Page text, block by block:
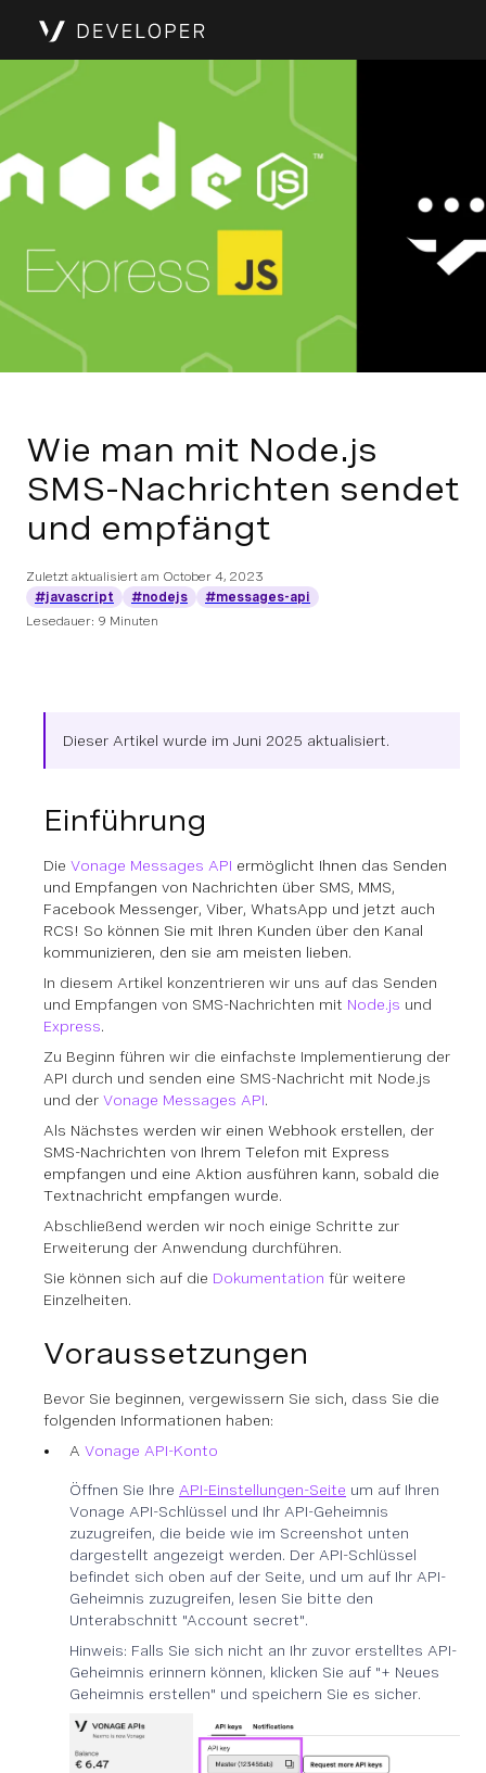
Wie man mit Node.js
SMS-Nachrichten sendet
und empfängt
Zuletzt aktualisiert am October 4, 2023
#javascript
#nodejs
#messages-api
Lesedauer: 9 Minuten
Dieser Artikel wurde im Juni 2025 aktualisiert.
Einführung
Die Vonage Messages API ermöglicht Ihnen das Senden
und Empfangen von Nachrichten über SMS, MMS,
Facebook Messenger, Viber, WhatsApp und jetzt auch
RCS! So können Sie mit Ihren Kunden über den Kanal
kommunizieren, den sie am meisten lieben.
In diesem Artikel konzentrieren wir uns auf das Senden
und Empfangen von SMS-Nachrichten mit Node.js und
Express.
Zu Beginn führen wir die einfachste Implementierung der
API durch und senden eine SMS-Nachricht mit Node.js
und der Vonage Messages API.
Als Nächstes werden wir einen Webhook erstellen, der
SMS-Nachrichten von Ihrem Telefon mit Express
empfangen und eine Aktion ausführen kann, sobald die
Textnachricht empfangen wurde.
Abschließend werden wir noch einige Schritte zur
Erweiterung der Anwendung durchführen.
Sie können sich auf die Dokumentation für weitere
Einzelheiten.
Voraussetzungen
Bevor Sie beginnen, vergewissern Sie sich, dass Sie die
folgenden Informationen haben:
A Vonage API-Konto
Öffnen Sie Ihre API-Einstellungen-Seite um auf Ihren
Vonage API-Schlüssel und Ihr API-Geheimnis
zuzugreifen, die beide wie im Screenshot unten
dargestellt angezeigt werden. Der API-Schlüssel
befindet sich oben auf der Seite, und um auf Ihr API-
Geheimnis zuzugreifen, lesen Sie bitte den
Unterabschnitt "Account secret".
Hinweis: Falls Sie sich nicht an Ihr zuvor erstelltes API-
Geheimnis erinnern können, klicken Sie auf "+ Neues
Geheimnis erstellen" und speichern Sie es sicher.